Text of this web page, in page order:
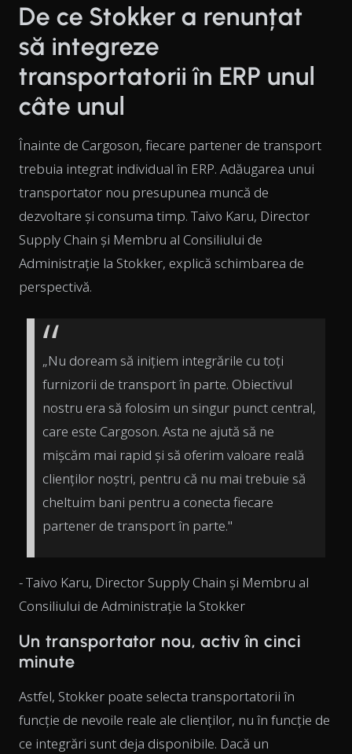
De ce Stokker a renunțat
să integreze
transportatorii în ERP unul
câte unul
Înainte de Cargoson, fiecare partener de transport
trebuia integrat individual în ERP. Adăugarea unui
transportator nou presupunea muncă de
dezvoltare și consuma timp. Taivo Karu, Director
Supply Chain și Membru al Consiliului de
Administrație la Stokker, explică schimbarea de
perspectivă.
„Nu doream să inițiem integrările cu toți
furnizorii de transport în parte. Obiectivul
nostru era să folosim un singur punct central,
care este Cargoson. Asta ne ajută să ne
mișcăm mai rapid și să oferim valoare reală
clienților noștri, pentru că nu mai trebuie să
cheltuim bani pentru a conecta fiecare
partener de transport în parte."
- Taivo Karu, Director Supply Chain și Membru al
Consiliului de Administrație la Stokker
Un transportator nou, activ în cinci
minute
Astfel, Stokker poate selecta transportatorii în
funcție de nevoile reale ale clienților, nu în funcție de
ce integrări sunt deja disponibile. Dacă un